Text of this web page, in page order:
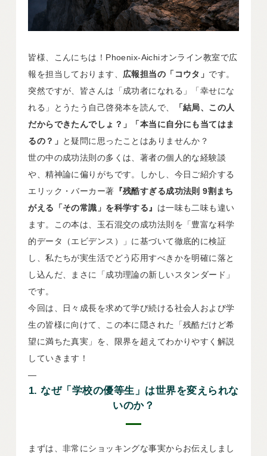
皆様、こんにちは！Phoenix-Aichiオンライン教室で広
報を担当しております、 広報担当の「コウタ」 です。
突然ですが、皆さんは「成功者になれる」「幸せにな
れる」とうたう自己啓発本を読んで、
「結局、この人
だからできたんでしょ？」「本当に自分にも当てはま
るの？」 と疑問に思ったことはありませんか？
世の中の成功法則の多くは、著者の個人的な経験談
や、精神論に偏りがちです。しかし、今日ご紹介する
エリック・バーカー著 『残酷すぎる成功法則 9割まち
がえる「その常識」を科学する』 は一味も二味も違い
ます。この本は、玉石混交の成功法則を「豊富な科学
的データ（エビデンス）」に基づいて徹底的に検証
し、私たちが実生活でどう応用すべきかを明確に落と
し込んだ、まさに「成功理論の新しいスタンダード」
です。
今回は、日々成長を求めて学び続ける社会人および学
生の皆様に向けて、この本に隠された「残酷だけど希
望に満ちた真実」を、限界を超えてわかりやすく解説
していきます！
—
1. なぜ「学校の優等生」は世界を変えられな
いのか？
まずは、非常にショッキングな事実からお伝えしまし